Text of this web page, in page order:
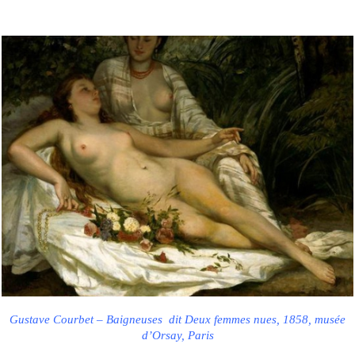
Gustave Courbet – Baigneuses dit Deux femmes nues, 1858, musée
d’Orsay, Paris